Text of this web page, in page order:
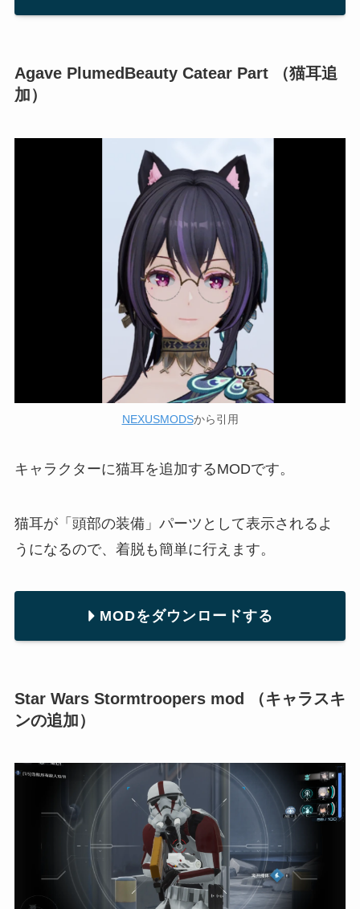
Agave PlumedBeauty Catear Part （猫耳追
加）
NEXUSMODSから引用
キャラクターに猫耳を追加するMODです。
猫耳が「頭部の装備」パーツとして表示されるよ
うになるので、着脱も簡単に行えます。
MODをダウンロードする
Star Wars Stormtroopers mod （キャラスキ
ンの追加）